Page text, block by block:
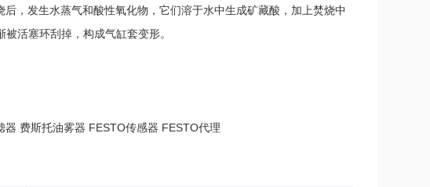
，发生水蒸气和酸性氧化物，它们溶于水中生成矿藏酸，加上焚烧中
活塞环刮掉，构成气缸套变形。
费斯托油雾器 FESTO传感器 FESTO代理